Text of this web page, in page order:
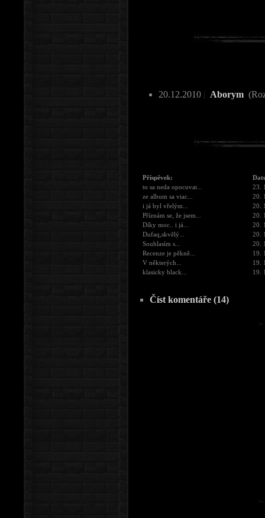
20.12.2010 | Aborym
Příspěvek:
to sa neda opocuvat...
23.
ze album sa viac...
20.
i já byl vřelým...
20.
Příznám se, že jsem...
20.
Díky moc.. i já...
20.
Dufaq,skvělý...
20.
Souhlasím s...
20.
Recenze je pěkně...
19.
V některých...
19.
klasicky black...
19.
Číst komentáře (14)